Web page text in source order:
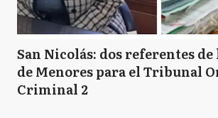
San Nicolás: dos referentes
de Menores para el Tribunal
Criminal 2